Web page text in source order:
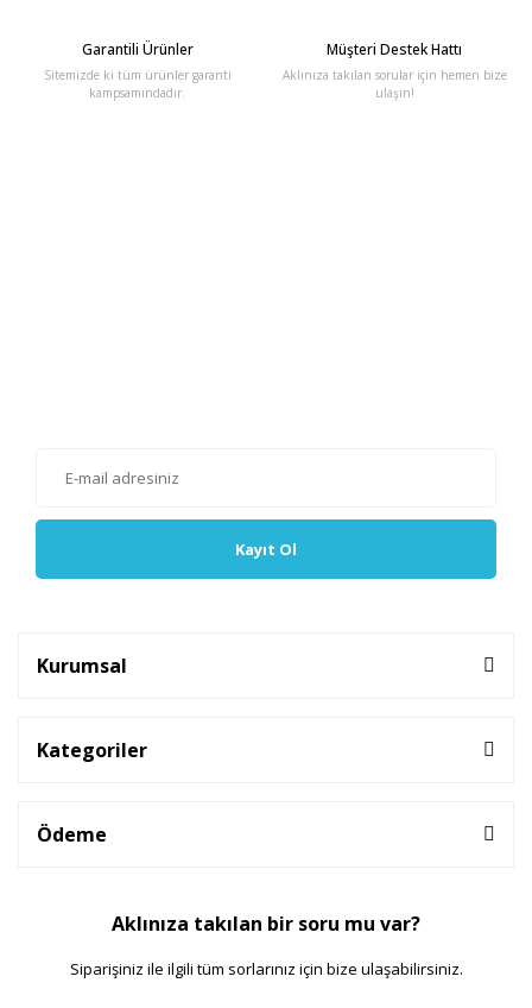
Garantili Ürünler
Sitemizde ki tüm ürünler garanti
kampsamındadır.
Müşteri Destek Hattı
Aklınıza takılan sorular için hemen bize
ulaşın!
Kayıt Ol
Kurumsal
Kategoriler
Ödeme
Aklınıza takılan bir soru mu var?
Siparişiniz ile ilgili tüm sorlarınız için bize ulaşabilirsiniz.